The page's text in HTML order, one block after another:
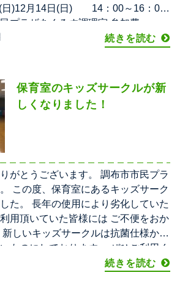
(日)12月14日(日) 14：00～16：00
プラザあくろす調理室 参加費：
ト） 持ち物：エプロン、三角巾、ふ
続きを読む
保育室のキッズサークルが新
しくなりました！
がとうございます。 調布市市民プラ
この度、保育室にあるキッズサーク
た。 長年の使用により劣化していた
用頂いていた皆様には ご不便をおか
しいキッズサークルは抗菌仕様か
ものにしております。 ぜひご利用く
続きを読む